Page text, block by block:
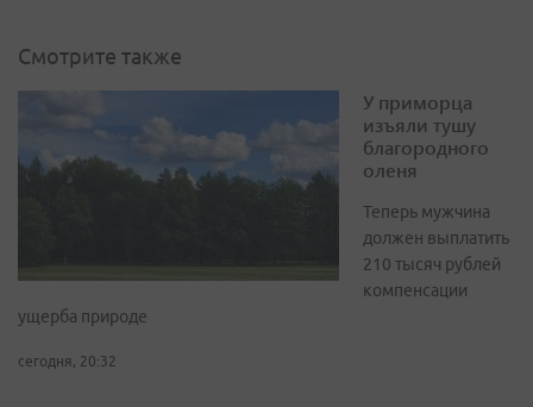
Смотрите также
У приморца
изъяли тушу
благородного
оленя
Теперь мужчина
должен выплатить
210 тысяч рублей
компенсации
ущерба природе
сегодня, 20:32